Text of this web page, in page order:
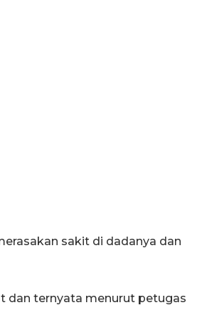
sakit di dadanya dan
dan ternyata menurut petugas